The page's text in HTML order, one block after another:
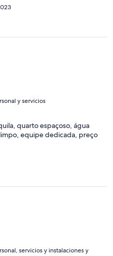
y servicios
quarto espaçoso, água
equipe dedicada, preço
servicios y instalaciones y